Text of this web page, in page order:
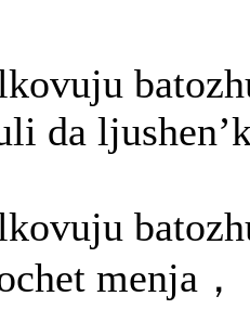
da
menja，